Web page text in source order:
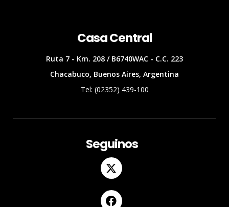
Casa Central
Ruta 7 - Km. 208 / B6740WAC - C.C. 223
Chacabuco, Buenos Aires, Argentina
Tel: (02352) 439-100
Seguinos